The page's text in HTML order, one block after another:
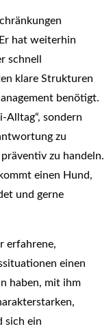
hat weiterhin
schnell
klare Strukturen
benötigt.
Alltag“, sondern
zu
zu handeln.
einen Hund,
und gerne
erfahrene,
einen
haben, mit ihm
sich ein